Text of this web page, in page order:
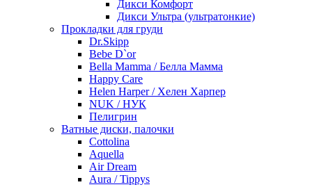
Дикси Комфорт
Дикси Ультра (ультратонкие)
Прокладки для груди
Dr.Skipp
Bebe D`or
Bella Mamma / Белла Мамма
Happy Care
Helen Harper / Хелен Харпер
NUK / НУК
Пелигрин
Ватные диски, палочки
Cottolina
Aquella
Air Dream
Aura / Tippys